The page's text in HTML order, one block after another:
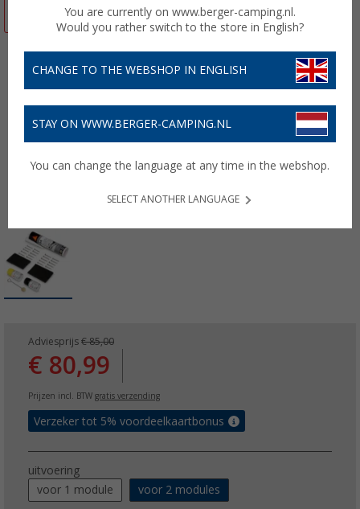
Adviesprijs € 85,00
€ 80,99
Prijzen incl. BTW gratis verzending
Verzeker tot 5% voordeelkaartbonus
uitvoering
voor 1 module
voor 2 modules
You are currently on www.berger-camping.nl.
Would you rather switch to the store in English?
CHANGE TO THE WEBSHOP IN ENGLISH
STAY ON WWW.BERGER-CAMPING.NL
You can change the language at any time in the webshop.
SELECT ANOTHER LANGUAGE